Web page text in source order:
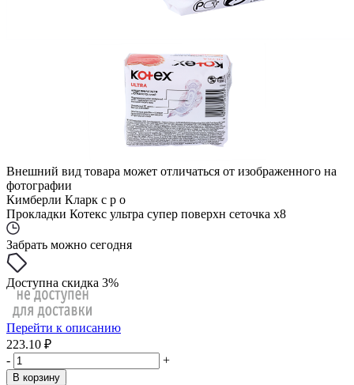
Внешний вид товара может отличаться от изображенного на
фотографии
Кимберли Кларк с р о
Прокладки Котекс ультра супер поверхн сеточка x8
Забрать можно сегодня
Доступна скидка 3%
Перейти к описанию
223.10 ₽
-
+
В корзину